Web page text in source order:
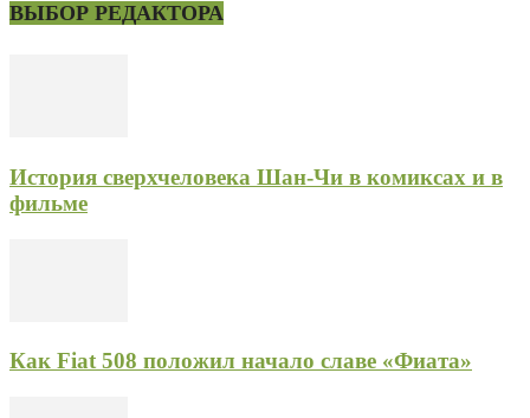
ВЫБОР РЕДАКТОРА
История сверхчеловека Шан-Чи в комиксах и в
фильме
Как Fiat 508 положил начало славе «Фиата»